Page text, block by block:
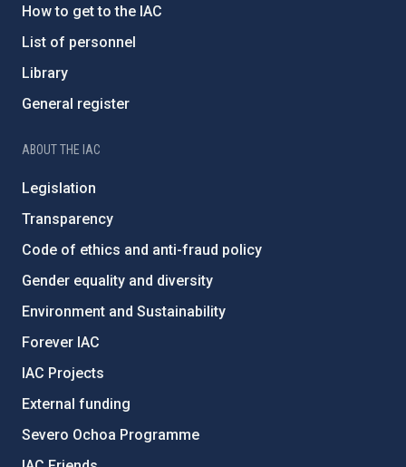
How to get to the IAC
List of personnel
Library
General register
ABOUT THE IAC
Legislation
Transparency
Code of ethics and anti-fraud policy
Gender equality and diversity
Environment and Sustainability
Forever IAC
IAC Projects
External funding
Severo Ochoa Programme